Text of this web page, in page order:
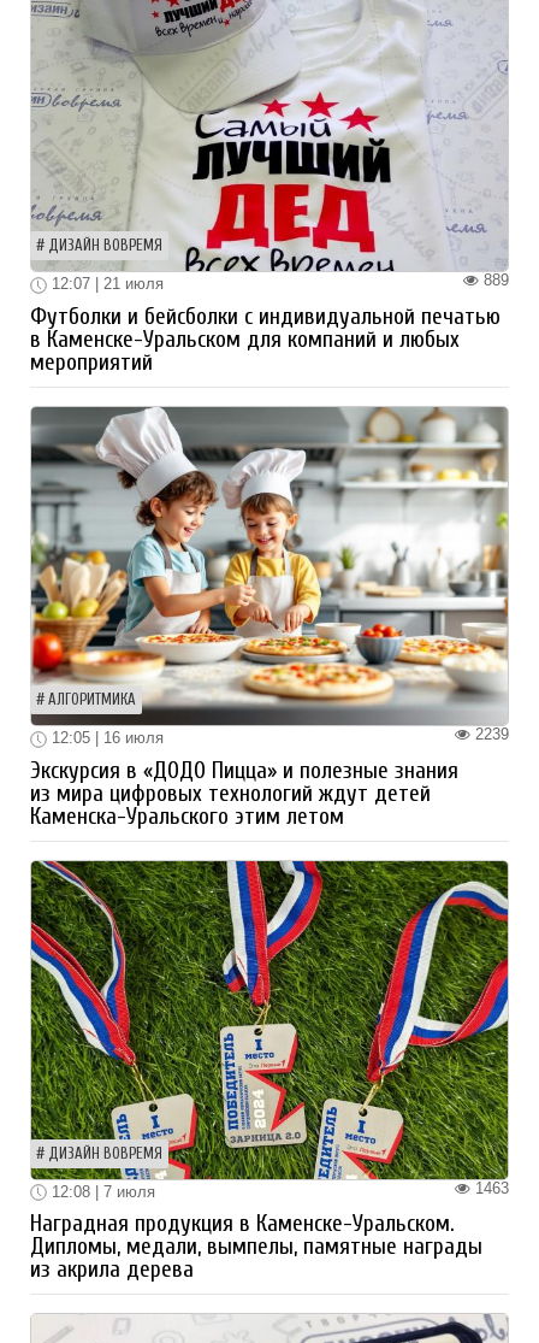
ДИЗАЙН ВОВРЕМЯ
889
12:07 | 21 июля
Футболки и бейсболки с индивидуальной печатью
в Каменске-Уральском для компаний и любых
мероприятий
АЛГОРИТМИКА
2239
12:05 | 16 июля
Экскурсия в «ДОДО Пицца» и полезные знания
из мира цифровых технологий ждут детей
Каменска-Уральского этим летом
ДИЗАЙН ВОВРЕМЯ
1463
12:08 | 7 июля
Наградная продукция в Каменске-Уральском.
Дипломы, медали, вымпелы, памятные награды
из акрила дерева